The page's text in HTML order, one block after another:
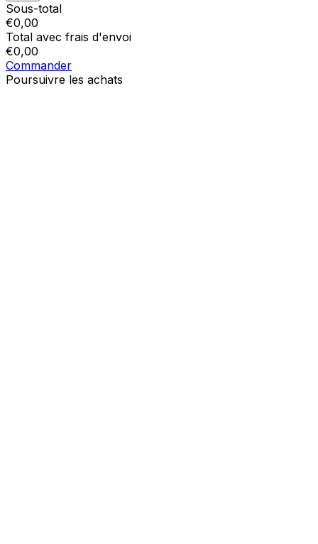
Sous-total
€0,00
Total avec frais d'envoi
€0,00
Commander
Poursuivre les achats